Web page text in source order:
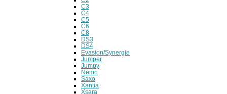
C3
C4
C5
C6
C8
DS3
DS4
Evasion/Synergie
Jumper
Jumpy
Nemo
Saxo
Xantia
Xsara